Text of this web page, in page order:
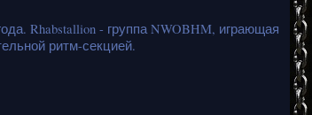
Rhabstallion - группа NWOBHM, играющая
ритм-секцией.